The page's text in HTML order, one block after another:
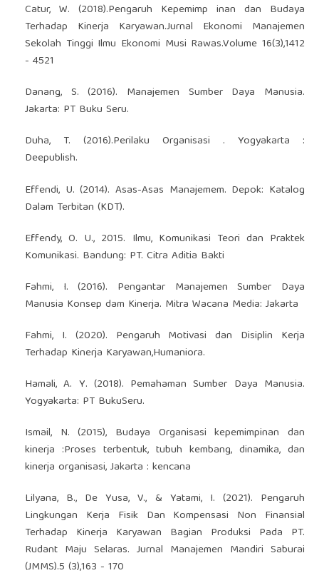
Catur, W. (2018).Pengaruh Kepemimp inan dan Budaya
Terhadap Kinerja Karyawan.Jurnal Ekonomi Manajemen
Sekolah Tinggi Ilmu Ekonomi Musi Rawas.Volume 16(3),1412
- 4521
Danang, S. (2016). Manajemen Sumber Daya Manusia.
Jakarta: PT Buku Seru.
Duha, T. (2016).Perilaku Organisasi . Yogyakarta :
Deepublish.
Effendi, U. (2014). Asas-Asas Manajemem. Depok: Katalog
Dalam Terbitan (KDT).
Effendy, O. U., 2015. Ilmu, Komunikasi Teori dan Praktek
Komunikasi. Bandung: PT. Citra Aditia Bakti
Fahmi, I. (2016). Pengantar Manajemen Sumber Daya
Manusia Konsep dam Kinerja. Mitra Wacana Media: Jakarta
Fahmi, I. (2020). Pengaruh Motivasi dan Disiplin Kerja
Terhadap Kinerja Karyawan,Humaniora.
Hamali, A. Y. (2018). Pemahaman Sumber Daya Manusia.
Yogyakarta: PT BukuSeru.
Ismail, N. (2015), Budaya Organisasi kepemimpinan dan
kinerja :Proses terbentuk, tubuh kembang, dinamika, dan
kinerja organisasi, Jakarta : kencana
Lilyana, B., De Yusa, V., & Yatami, I. (2021). Pengaruh
Lingkungan Kerja Fisik Dan Kompensasi Non Finansial
Terhadap Kinerja Karyawan Bagian Produksi Pada PT.
Rudant Maju Selaras. Jurnal Manajemen Mandiri Saburai
(JMMS).5 (3),163 - 170